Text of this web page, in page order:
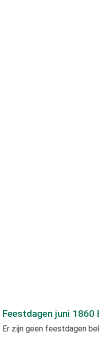
Feestdagen juni 1860
Er zijn geen feestdagen